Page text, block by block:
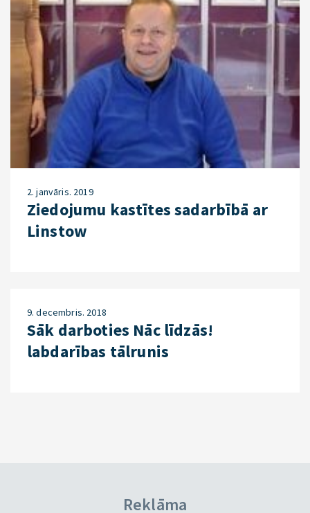
2. janvāris. 2019
Ziedojumu kastītes sadarbībā ar
Linstow
9. decembris. 2018
Sāk darboties Nāc līdzās!
labdarības tālrunis
Reklāma